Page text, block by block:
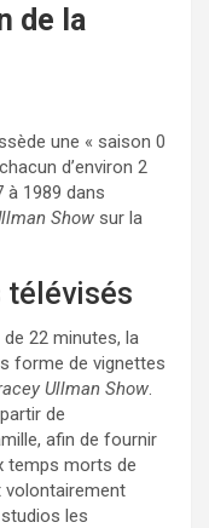
de la
une « saison 0
d’environ 2
1989 dans
Show sur la
télévisés
22 minutes, la
forme de vignettes
Ullman Show.
de
afin de fournir
temps morts de
volontairement
les